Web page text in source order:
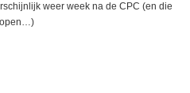
weer week na de CPC (en die